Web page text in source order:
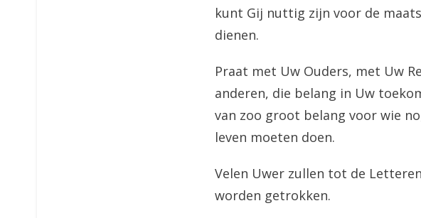
kunt Gij nuttig zijn voor de
dienen.
Praat met Uw Ouders, met Uw
anderen, die belang in Uw
van zoo groot belang voor wie
leven moeten doen.
Velen Uwer zullen tot de
worden getrokken.